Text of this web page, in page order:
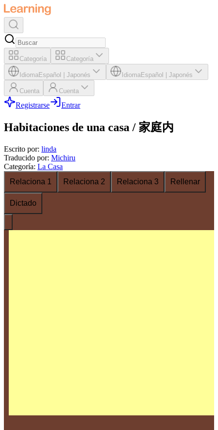
Categoría Categoría
IdiomaEspañol Japonés IdiomaEspañol Japonés
Cuenta Cuenta
Registrarse Entrar
Habitaciones de una casa / 家庭内
Escrito por: linda
Traducido por: Michiru
Categoría: La Casa
Relaciona 1
Relaciona 2 Relaciona 3 Rellenar
Dictado